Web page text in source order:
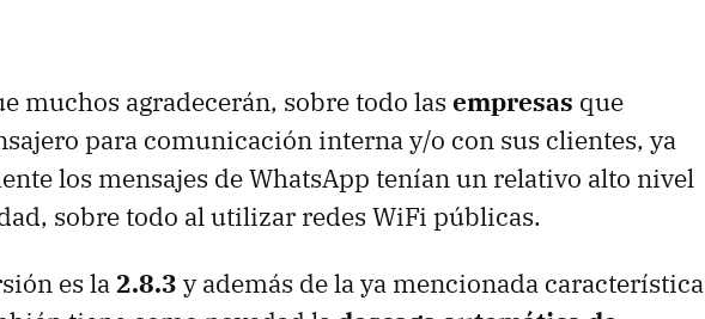
muchos agradecerán, sobre todo las empresas que
para comunicación interna y/o con sus clientes, ya
los mensajes de WhatsApp tenían un relativo alto nivel
sobre todo al utilizar redes WiFi públicas.
es la2.8.3 y además de la ya mencionada característica